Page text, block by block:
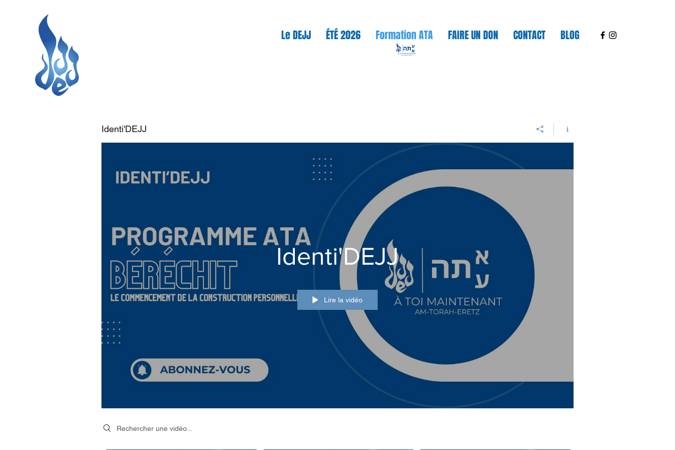
Le DEJJ ÉTÉ 2026 Formation ATA FAIRE UN DON CONTACT BLOG
Identi'DEJJ
Identi'DEJJ
Lire la vidéo
Search videos